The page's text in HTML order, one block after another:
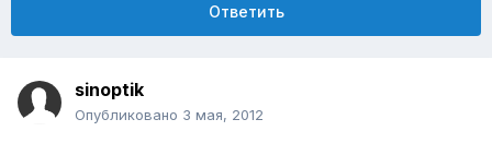
Ответить
sinoptik
Опубликовано 3 мая, 2012